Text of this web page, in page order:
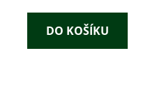
DO KOŠÍKU